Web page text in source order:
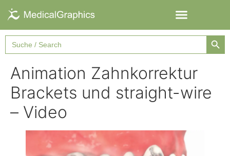
Search
for:
Animation Zahnkorrektur
Brackets und straight-wire
– Video